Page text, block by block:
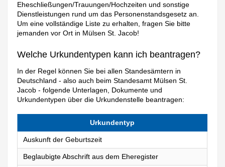
Eheschließungen/Trauungen/Hochzeiten und sonstige
Dienstleistungen rund um das Personenstandsgesetz an.
Um eine vollständige Liste zu erhalten, fragen Sie bitte
jemanden vor Ort in Mülsen St. Jacob!
Welche Urkundentypen kann ich beantragen?
In der Regel können Sie bei allen Standesämtern in
Deutschland - also auch beim Standesamt Mülsen St.
Jacob - folgende Unterlagen, Dokumente und
Urkundentypen über die Urkundenstelle beantragen:
Urkundentyp
Auskunft der Geburtszeit
Beglaubigte Abschrift aus dem Eheregister